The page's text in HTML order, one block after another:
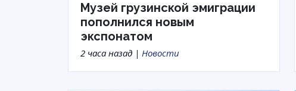
Музей грузинской эмиграции
пополнился новым
экспонатом
2 часа назад | Новости